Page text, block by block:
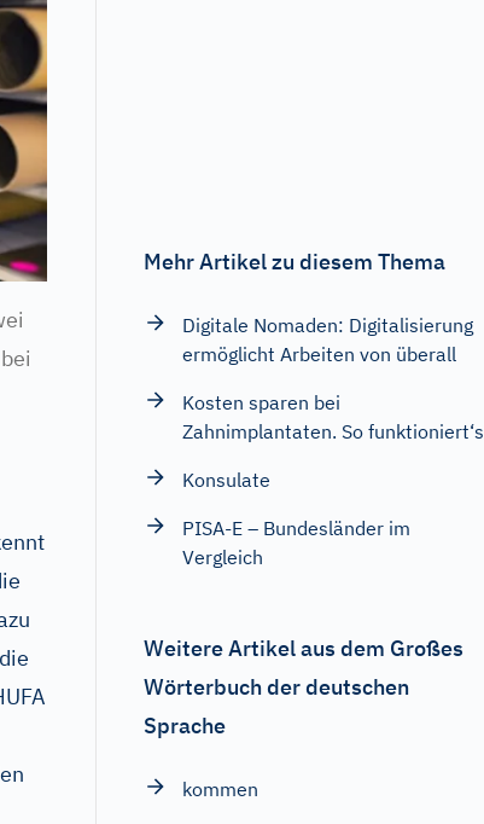
Mehr Artikel zu diesem Thema
Digitale Nomaden: Digitalisierung
ermöglicht Arbeiten von überall
Kosten sparen bei
Zahnimplantaten. So funktioniert‘s
Konsulate
PISA-E – Bundesländer im
Vergleich
Weitere Artikel aus dem Großes
Wörterbuch der deutschen
Sprache
kommen